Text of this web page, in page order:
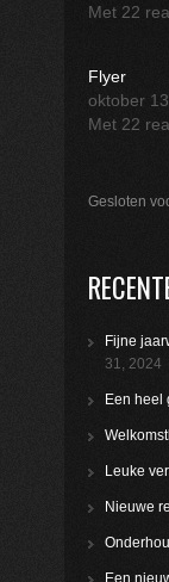
Met 22
Flyer
oktober
Met 22
Gesloten
Fijne
31, 2024
Een heel
Leuke
Nieuwe
Een